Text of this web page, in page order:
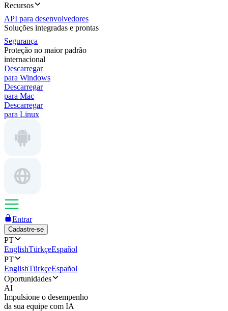
Recursos
API para desenvolvedores
Soluções integradas e prontas
Segurança
Proteção no maior padrão
internacional
Descarregar
para Windows
Descarregar
para Mac
Descarregar
para Linux
Entrar
Cadastre-se
PT
EnglishTürkçeEspañol
PT
EnglishTürkçeEspañol
Oportunidades
AI
Impulsione o desempenho
da sua equipe com IA